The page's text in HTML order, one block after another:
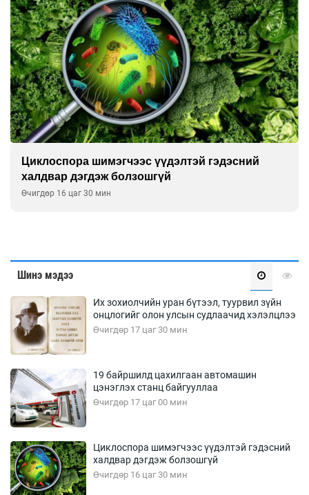
Сэтгэцийн эрүүл мэндэд “санаа тавих” олон
улсын хурал зохион байгуулна
Өчигдөр 16 цаг 00 мин
Шинэ мэдээ
Их зохиолчийн уран бүтээл, туурвил зүйн
онцлогийг олон улсын судлаачид хэлэлцлээ
Өчигдөр 17 цаг 30 мин
19 байршилд цахилгаан автомашин
цэнэглэх станц байгууллаа
Өчигдөр 17 цаг 00 мин
Циклоспора шимэгчээс үүдэлтэй гэдэсний
халдвар дэгдэж болзошгүй
Өчигдөр 16 цаг 30 мин